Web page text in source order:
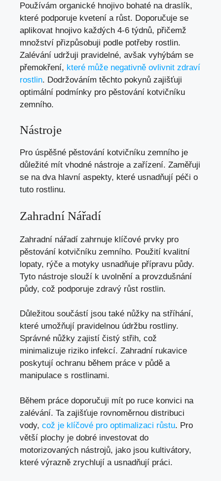
Používám organické hnojivo bohaté na draslík,
které podporuje kvetení a růst. Doporučuje se
aplikovat hnojivo každých 4-6 týdnů, přičemž
množství přizpůsobuji podle potřeby rostlin.
Zalévání udržuji pravidelné, avšak vyhýbám se
přemokření, které může negativně ovlivnit zdraví
rostlin. Dodržováním těchto pokynů zajišťuji
optimální podmínky pro pěstování kotvičníku
zemního.
Nástroje
Pro úspěšné pěstování kotvičníku zemního je
důležité mít vhodné nástroje a zařízení. Zaměřuji
se na dva hlavní aspekty, které usnadňují péči o
tuto rostlinu.
Zahradní Nářadí
Zahradní nářadí zahrnuje klíčové prvky pro
pěstování kotvičníku zemního. Použití kvalitní
lopaty, rýče a motyky usnadňuje přípravu půdy.
Tyto nástroje slouží k uvolnění a provzdušnání
půdy, což podporuje zdravý růst rostlin.
Důležitou součástí jsou také nůžky na stříhání,
které umožňují pravidelnou údržbu rostliny.
Správné nůžky zajistí čistý střih, což
minimalizuje riziko infekcí. Zahradní rukavice
poskytují ochranu během práce v půdě a
manipulace s rostlinami.
Během práce doporučuji mít po ruce konvici na
zalévání. Ta zajišťuje rovnoměrnou distribuci
vody, což je klíčové pro optimalizaci růstu. Pro
větší plochy je dobré investovat do
motorizovaných nástrojů, jako jsou kultivátory,
které výrazně zrychlují a usnadňují práci.